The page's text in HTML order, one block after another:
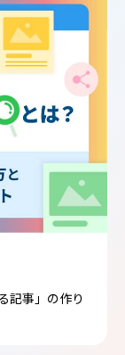
記事」の作り